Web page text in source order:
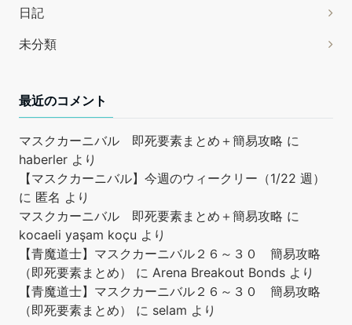
日記
未分類
最近のコメント
マスクカーニバル 即死要素まとめ＋簡易攻略 に
haberler より
【マスクカーニバル】今週のウィークリー（1/22 週）
に 匿名 より
マスクカーニバル 即死要素まとめ＋簡易攻略 に
kocaeli yaşam koçu より
【青魔道士】マスクカーニバル２６～３０ 簡易攻略
（即死要素まとめ）
に Arena Breakout Bonds より
【青魔道士】マスクカーニバル２６～３０ 簡易攻略
（即死要素まとめ）
に selam より